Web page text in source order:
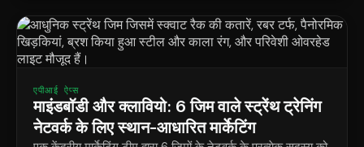
एपीआई ऐप्स
माइंडबॉडी और क्लावियो: 6 जिम वाले स्ट्रेंथ ट्रेनिंग
नेटवर्क के लिए स्थान-आधारित मार्केटिंग